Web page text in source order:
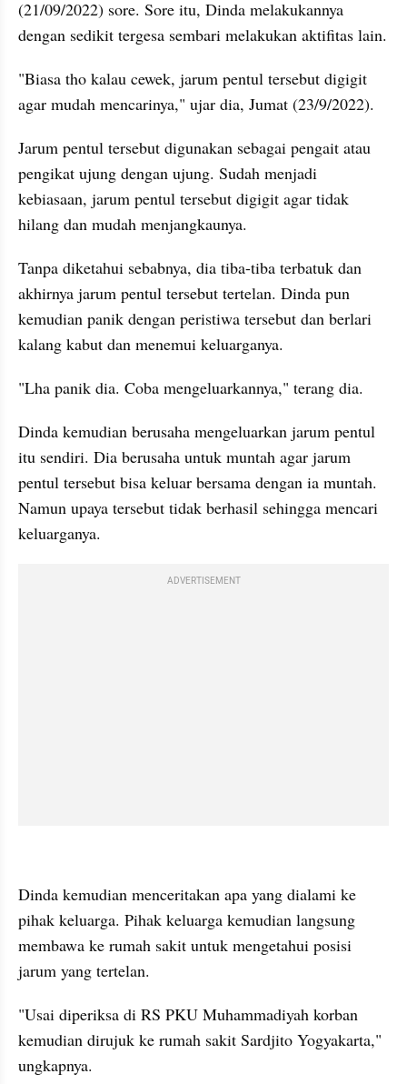
(21/09/2022) sore. Sore itu, Dinda melakukannya
dengan sedikit tergesa sembari melakukan aktifitas lain.
"Biasa tho kalau cewek, jarum pentul tersebut digigit
agar mudah mencarinya," ujar dia, Jumat (23/9/2022).
Jarum pentul tersebut digunakan sebagai pengait atau
pengikat ujung dengan ujung. Sudah menjadi
kebiasaan, jarum pentul tersebut digigit agar tidak
hilang dan mudah menjangkaunya.
Tanpa diketahui sebabnya, dia tiba-tiba terbatuk dan
akhirnya jarum pentul tersebut tertelan. Dinda pun
kemudian panik dengan peristiwa tersebut dan berlari
kalang kabut dan menemui keluarganya.
"Lha panik dia. Coba mengeluarkannya," terang dia.
Dinda kemudian berusaha mengeluarkan jarum pentul
itu sendiri. Dia berusaha untuk muntah agar jarum
pentul tersebut bisa keluar bersama dengan ia muntah.
Namun upaya tersebut tidak berhasil sehingga mencari
keluarganya.
ADVERTISEMENT
Dinda kemudian menceritakan apa yang dialami ke
pihak keluarga. Pihak keluarga kemudian langsung
membawa ke rumah sakit untuk mengetahui posisi
jarum yang tertelan.
"Usai diperiksa di RS PKU Muhammadiyah korban
kemudian dirujuk ke rumah sakit Sardjito Yogyakarta,"
ungkapnya.